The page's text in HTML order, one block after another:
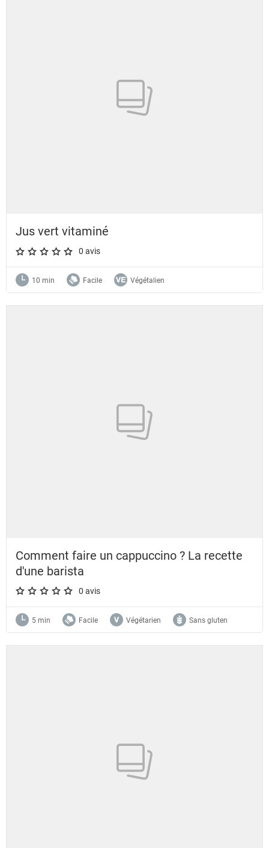
Jus vert vitaminé
A star rating of 0 out of 5.
0 avis
10 min Facile Végétalien
Comment faire un cappuccino ? La recette
d'une barista
A star rating of 0 out of 5.
0 avis
5 min Facile Végétarien Sans gluten